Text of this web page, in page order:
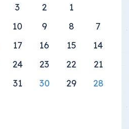
1
2
3
7
8
9
10
14
15
16
17
21
22
23
24
28
29
30
31